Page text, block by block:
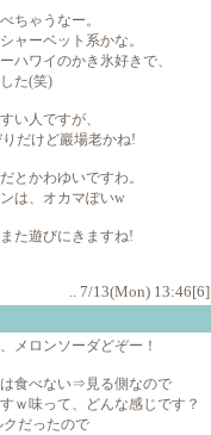
ちゃうなー。
ャーベット系かな。
ハワイのかき氷好きで、
た(笑)
い人ですが、
だけど巖場老かね!
とかわゆいですわ。
は、オカマぽいw
た遊びにきますね!
.. 7/13(Mon) 13:46[6]
メロンソーダどぞー！
食べない⇒見る側なので
ｗ味って、どんな感じです？
だったので